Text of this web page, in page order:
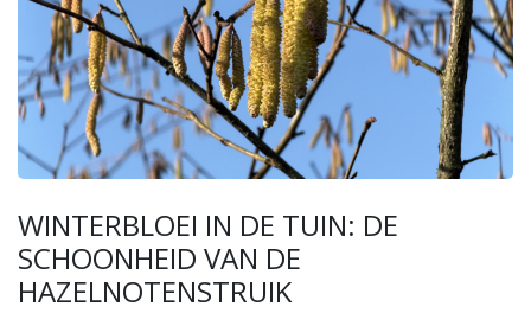
WINTERBLOEI IN DE TUIN: DE
SCHOONHEID VAN DE
HAZELNOTENSTRUIK